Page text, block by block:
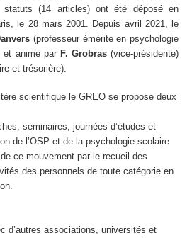
statuts (14 articles) ont été déposé en
le 28 mars 2001. Depuis avril 2021, le
(professeur émérite en psychologie
et animé par F. Grobras(vice-présidente)
et trésorière).
scientifique le GREO se propose deux
séminaires, journées d’études et
de l’OSP et de la psychologie scolaire
ce mouvement par le recueil des
des personnels de toute catégorie en
d’autres associations, universités et